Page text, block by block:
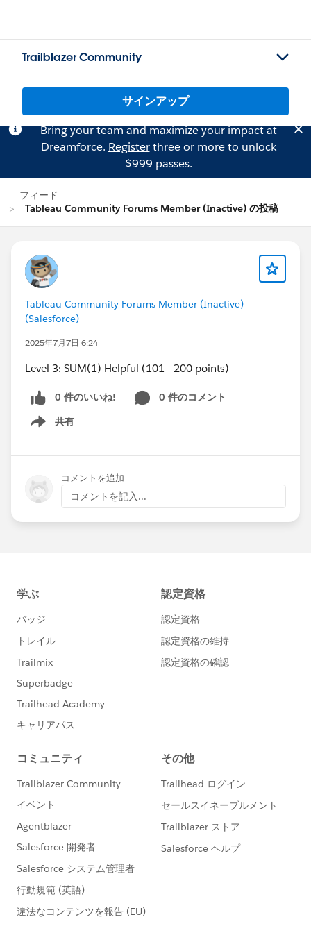
Trailblazer Community
サインアップ
Bring your team and maximize your impact at
Dreamforce. Registerthree or more to unlock
$999 passes.
フィード
Tableau Community Forums Member (Inactive) の投稿
Tableau Community Forums Member (Inactive)
(Salesforce)
2025年7月7日 6:24
Level 3: SUM(1) Helpful (101 - 200 points)
0 件のいいね!
0 件のコメント
共有
Show menu
コメントを追加
コメントを記入...